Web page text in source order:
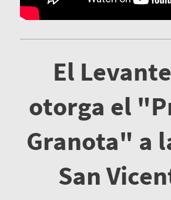
El
otorga el
Granota" a
San